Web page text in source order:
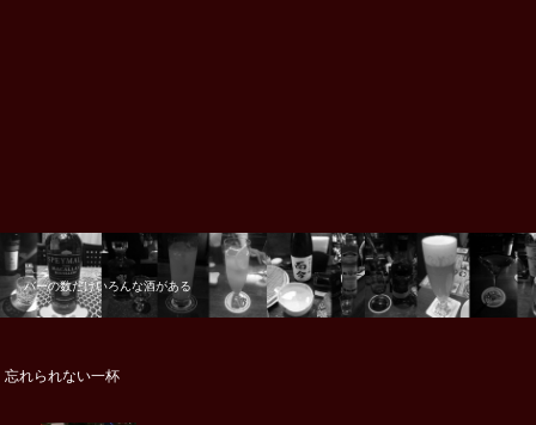
バーの数だけいろんな酒がある
忘れられない一杯